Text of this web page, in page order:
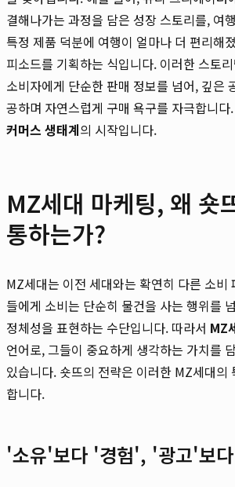
결해나가는 과정을 담은 성장 스토리를, 여
특정 제품 덕분에 여행이 얼마나 더 편리해
피소드를 기획하는 식입니다. 이러한 스토
소비자에게 단순한 판매 정보를 넘어, 깊은
공하며 자연스럽게 구매 욕구를 자극합니
커머스 생태계의 시작입니다.
MZ세대 마케팅, 왜 숏
통하는가?
MZ세대는 이전 세대와는 확연히 다른 소비
들에게 소비는 단순히 물건을 사는 행위를
정체성을 표현하는 수단입니다. 따라서 MZ
언어로, 그들이 중요하게 생각하는 가치를
있습니다. 숏뜨의 전략은 이러한 MZ세대의
합니다.
'소유'보다 '경험', '광고'보